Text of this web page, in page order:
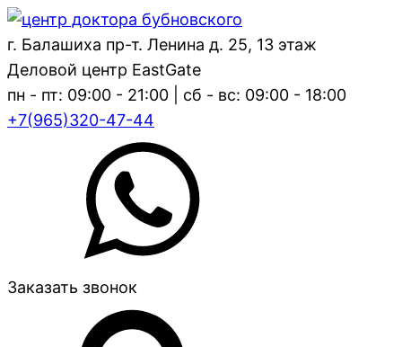
г. Балашиха пр-т. Ленина д. 25, 13 этаж
Деловой центр EastGate
пн - пт: 09:00 - 21:00 | сб - вс: 09:00 - 18:00
+7(965)320-47-44
Заказать звонок